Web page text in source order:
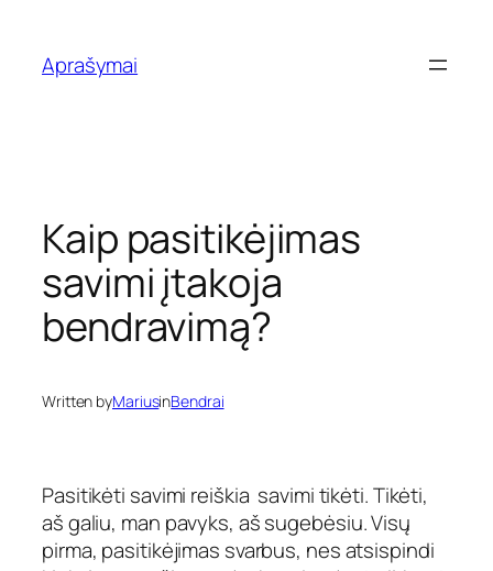
turinio
Aprašymai
Kaip pasitikėjimas
savimi įtakoja
bendravimą?
Written byMariusinBendrai
Pasitikėti savimi reiškia savimi tikėti. Tikėti,
aš galiu, man pavyks, aš sugebėsiu. Visų
pirma, pasitikėjimas svarbus, nes atsispindi